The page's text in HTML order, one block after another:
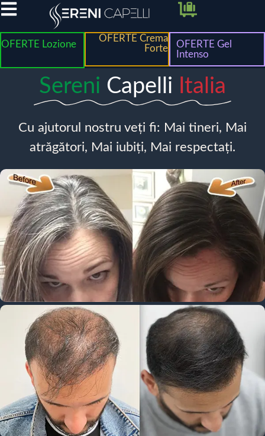
OFERTE Lozione
OFERTE Crema
Forte
OFERTE Gel
Intenso
Sereni Capelli Italia
Cu ajutorul nostru veți fi: Mai tineri, Mai
atrăgători, Mai iubiți, Mai respectați.